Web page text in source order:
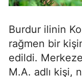
Burdur ilinin
rağmen bir
edildi.
M.A. adlı kişi,